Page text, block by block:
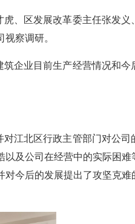
、区发展改革委主任张发义
察调研。
企业目前生产经营情况和今
江北区行政主管部门对公司
及公司在经营中的实际困难
今后的发展提出了攻坚克难